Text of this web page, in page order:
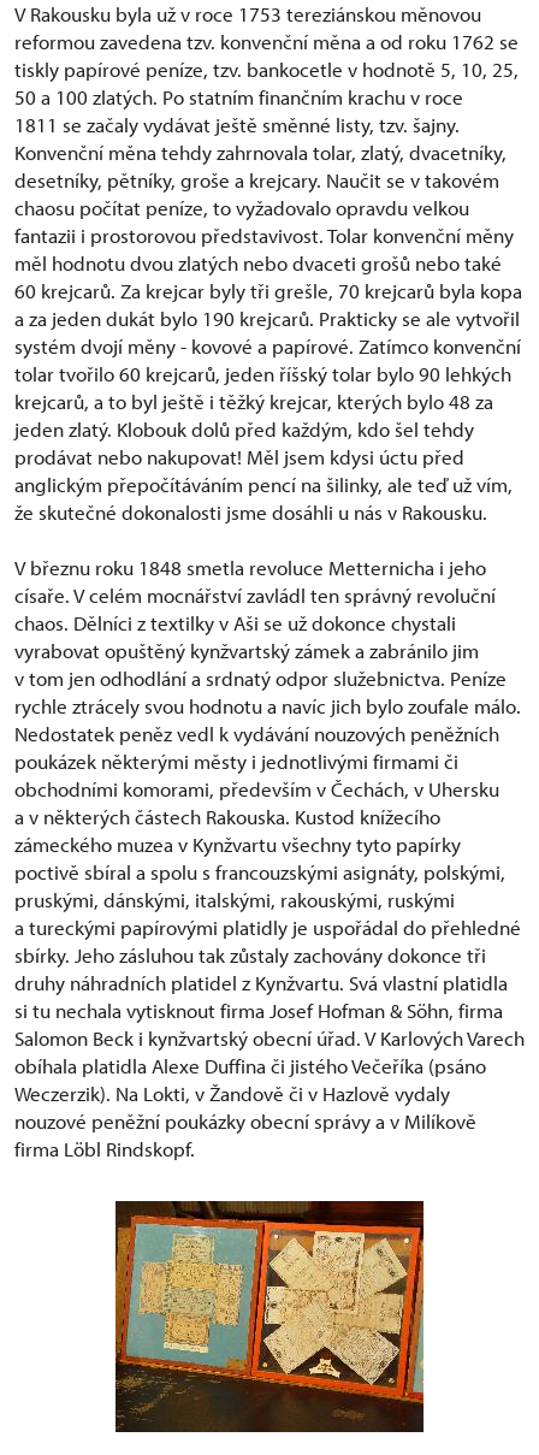
V Rakousku byla už v roce 1753 tereziánskou měnovou
reformou zavedena tzv. konvenční měna a od roku 1762 se
tiskly papírové peníze, tzv. bankocetle v hodnotě 5, 10, 25,
50 a 100 zlatých. Po statním finančním krachu v roce
1811 se začaly vydávat ještě směnné listy, tzv. šajny.
Konvenční měna tehdy zahrnovala tolar, zlatý, dvacetníky,
desetníky, pětníky, groše a krejcary. Naučit se v takovém
chaosu počítat peníze, to vyžadovalo opravdu velkou
fantazii i prostorovou představivost. Tolar konvenční měny
měl hodnotu dvou zlatých nebo dvaceti grošů nebo také
60 krejcarů. Za krejcar byly tři grešle, 70 krejcarů byla kopa
a za jeden dukát bylo 190 krejcarů. Prakticky se ale vytvořil
systém dvojí měny - kovové a papírové. Zatímco konvenční
tolar tvořilo 60 krejcarů, jeden říšský tolar bylo 90 lehkých
krejcarů, a to byl ještě i těžký krejcar, kterých bylo 48 za
jeden zlatý. Klobouk dolů před každým, kdo šel tehdy
prodávat nebo nakupovat! Měl jsem kdysi úctu před
anglickým přepočítáváním pencí na šilinky, ale teď už vím,
že skutečné dokonalosti jsme dosáhli u nás v Rakousku.
V březnu roku 1848 smetla revoluce Metternicha i jeho
císaře. V celém mocnářství zavládl ten správný revoluční
chaos. Dělníci z textilky v Aši se už dokonce chystali
vyrabovat opuštěný kynžvartský zámek a zabránilo jim
v tom jen odhodlání a srdnatý odpor služebnictva. Peníze
rychle ztrácely svou hodnotu a navíc jich bylo zoufale málo.
Nedostatek peněz vedl k vydávání nouzových peněžních
poukázek některými městy i jednotlivými firmami či
obchodními komorami, především v Čechách, v Uhersku
a v některých částech Rakouska. Kustod knížecího
zámeckého muzea v Kynžvartu všechny tyto papírky
poctivě sbíral a spolu s francouzskými asignáty, polskými,
pruskými, dánskými, italskými, rakouskými, ruskými
a tureckými papírovými platidly je uspořádal do přehledné
sbírky. Jeho zásluhou tak zůstaly zachovány dokonce tři
druhy náhradních platidel z Kynžvartu. Svá vlastní platidla
si tu nechala vytisknout firma Josef Hofman & Söhn, firma
Salomon Beck i kynžvartský obecní úřad. V Karlových Varech
obíhala platidla Alexe Duffina či jistého Večeříka (psáno
Weczerzik). Na Lokti, v Žandově či v Hazlově vydaly
nouzové peněžní poukázky obecní správy a v Milíkově
firma Löbl Rindskopf.